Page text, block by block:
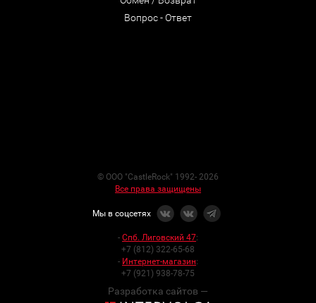
Вопрос - Ответ
© ООО "CastleRock" 1992- 2026
Все права защищены
Мы в соцсетях
- Спб. Лиговский 47:
+7 (812) 322-65-68
- Интернет-магазин:
+7 (921) 938-78-75
Разработка сайтов —